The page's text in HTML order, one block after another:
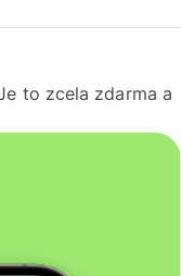
to zcela zdarma a